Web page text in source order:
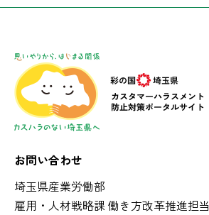
お問い合わせ
埼玉県産業労働部
雇用・人材戦略課 働き方改革推進担当